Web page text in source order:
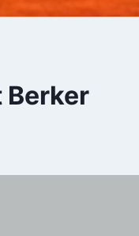
Berker